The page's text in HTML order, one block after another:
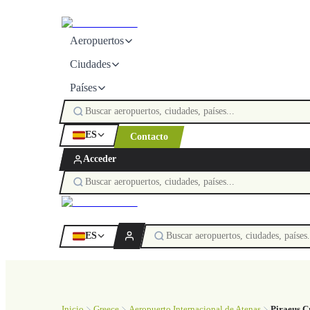
Aeropuertos
Ciudades
Países
ES Contacto
Acceder
ES